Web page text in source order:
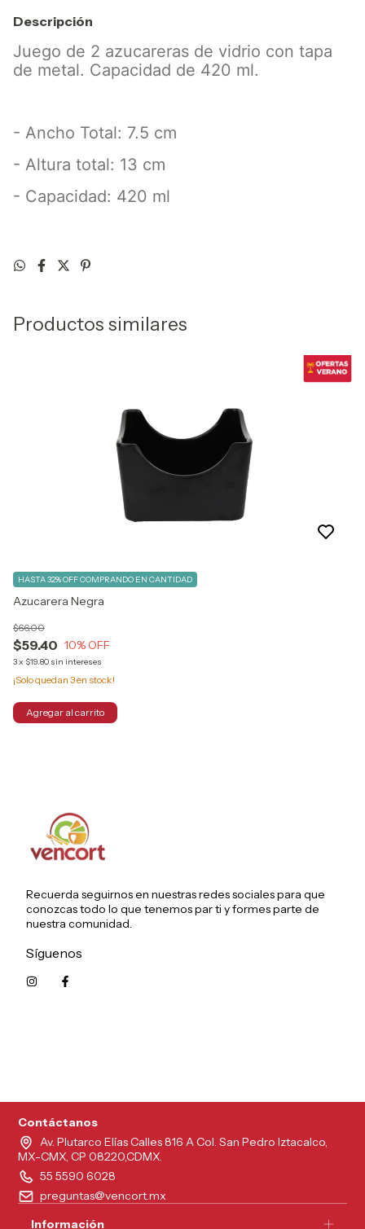
Descripción
Juego de 2 azucareras de vidrio con tapa
de metal. Capacidad de 420 ml.
- Ancho Total: 7.5 cm
- Altura total: 13 cm
- Capacidad: 420 ml
Productos similares
Azucarera Negra
$59.40
$66.00
10% OFF
3x $19.80 sin intereses
HASTA 32% OFFCOMPRANDO EN CANTIDAD
¡Solo quedan 3en stock!
Recuerda seguirnos en nuestras redes sociales para que
conozcas todo lo que tenemos par ti y formes parte de
nuestra comunidad.
Síguenos
Contáctanos
Av. Plutarco Elías Calles 816 A Col. San Pedro Iztacalco,
MX-CMX, CP 08220,CDMX.
55 5590 6028
preguntas@vencort.mx
Información